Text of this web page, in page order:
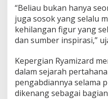
“Beliau bukan hanya
juga sosok yang selalu
kehilangan figur yang
dan sumber inspirasi,”
Kepergian Ryamizard
dalam sejarah
pengabdiannya selama
dikenang sebagai